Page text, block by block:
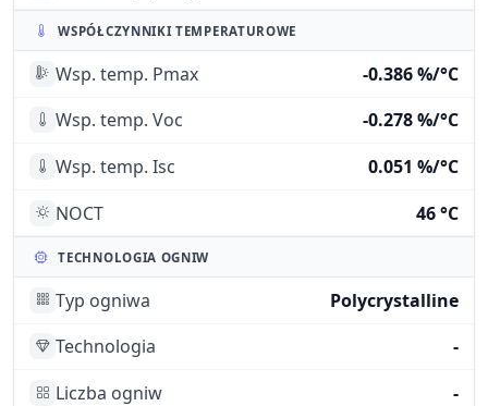
WSPÓŁCZYNNIKI TEMPERATUROWE
Wsp. temp. Pmax
-0.386 %/°C
Wsp. temp. Voc
-0.278 %/°C
Wsp. temp. Isc
0.051 %/°C
NOCT
46 °C
TECHNOLOGIA OGNIW
Typ ogniwa
Polycrystalline
Technologia
-
Liczba ogniw
-